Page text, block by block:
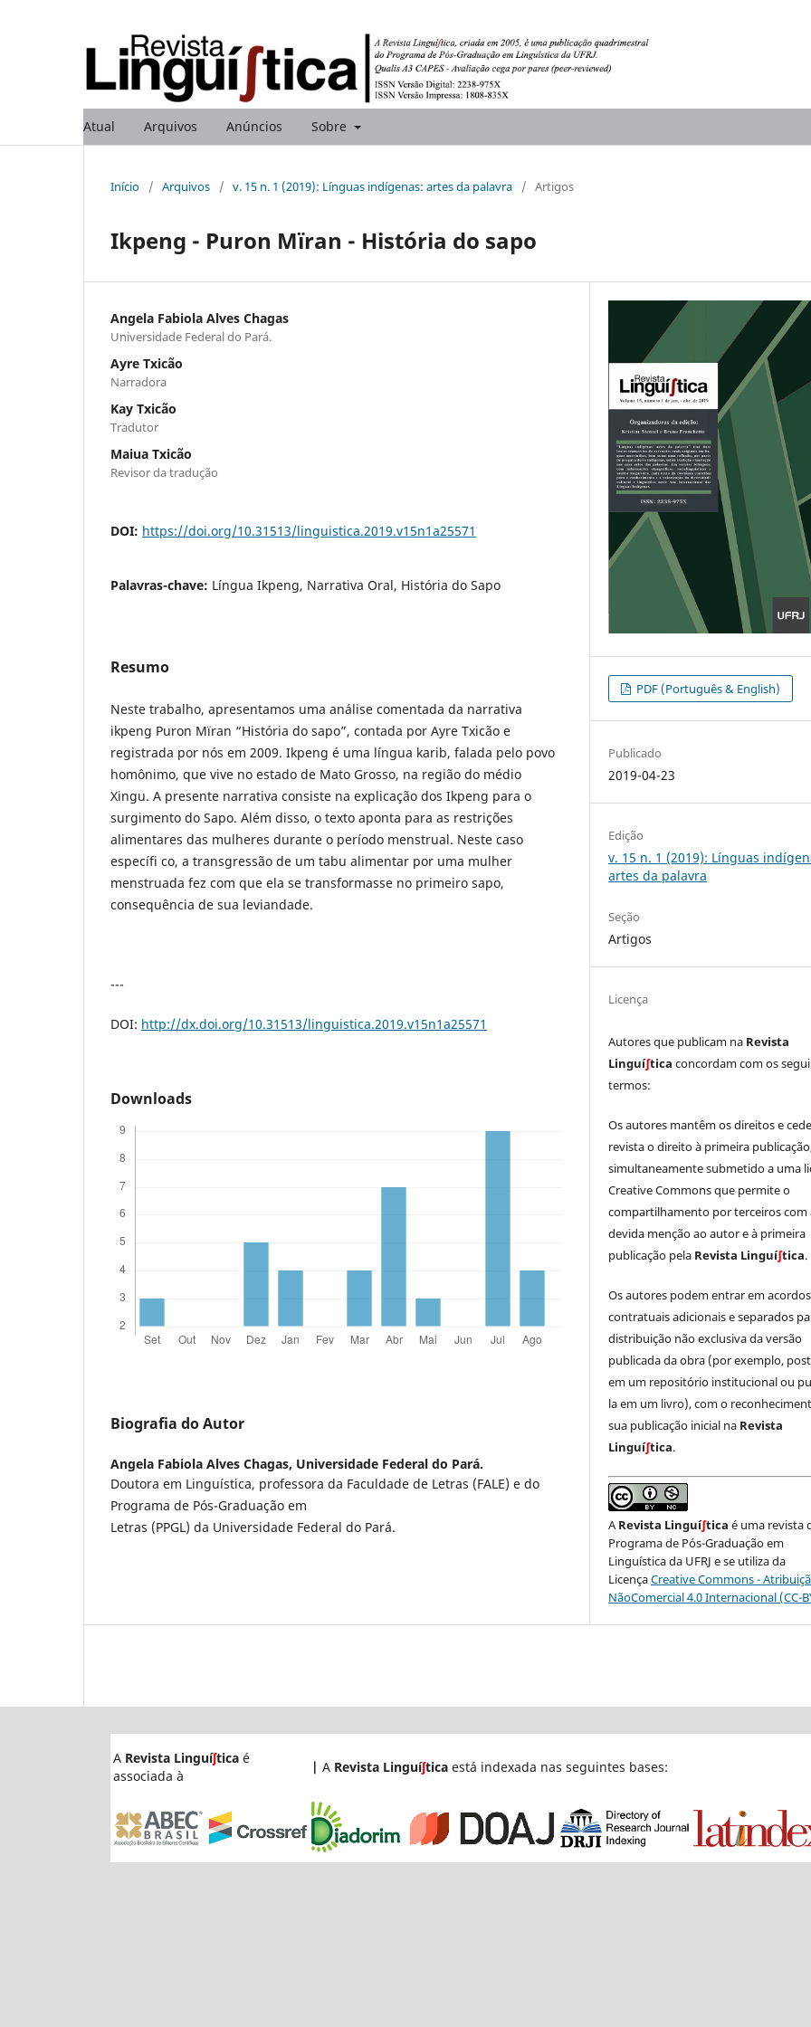
Atual Arquivos Anúncios Sobre
Início / Arquivos / v. 15 n. 1 (2019): Línguas indígenas: artes da palavra / Artigos
Ikpeng - Puron Mïran - História do sapo
Angela Fabiola Alves Chagas
Universidade Federal do Pará.
Ayre Txicão
Narradora
Kay Txicão
Tradutor
Maiua Txicão
Revisor da tradução
DOI: https://doi.org/10.31513/linguistica.2019.v15n1a25571
Palavras-chave: Língua Ikpeng, Narrativa Oral, História do Sapo
Resumo
Neste trabalho, apresentamos uma análise comentada da narrativa
ikpeng Puron Mïran “História do sapo”, contada por Ayre Txicão e
registrada por nós em 2009. Ikpeng é uma língua karib, falada pelo povo
homônimo, que vive no estado de Mato Grosso, na região do médio
Xingu. A presente narrativa consiste na explicação dos Ikpeng para o
surgimento do Sapo. Além disso, o texto aponta para as restrições
alimentares das mulheres durante o período menstrual. Neste caso
específi co, a transgressão de um tabu alimentar por uma mulher
menstruada fez com que ela se transformasse no primeiro sapo,
consequência de sua leviandade.
---
DOI: http://dx.doi.org/10.31513/linguistica.2019.v15n1a25571
Downloads
Biografia do Autor
Angela Fabiola Alves Chagas, Universidade Federal do Pará.
Doutora em Linguística, professora da Faculdade de Letras (FALE) e do
Programa de Pós-Graduação em
Letras (PPGL) da Universidade Federal do Pará.
PDF (Português & English)
Publicado
2019-04-23
Edição
v. 15 n. 1 (2019): Línguas
artes da palavra
Seção
Artigos
Licença
Autores que publicam na Revista
Linguí∫tica concordam com os
termos:
Os autores mantêm os direitos e
revista o direito à primeira
simultaneamente submetido a uma
Creative Commons que permite o
compartilhamento por terceiros com
devida menção ao autor e à primeira
publicação pela Revista Linguí∫tica.
Os autores podem entrar em acordos
contratuais adicionais e separados
distribuição não exclusiva da versão
publicada da obra (por exemplo,
em um repositório institucional ou
la em um livro), com o
sua publicação inicial na Revista
Linguí∫tica.
ARevista Linguí∫tica é uma revista
Programa de Pós-Graduação em
Linguística da UFRJ e se utiliza da
LicençaCreative Commons -
NãoComercial 4.0 Internacional (CC-
A Revista Linguíʃtica é
associada à
| A Revista Linguíʃtica está indexada nas seguintes bases: